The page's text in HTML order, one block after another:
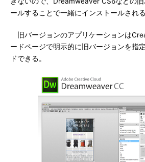
ールすることで一緒にインストールされる
旧バージョンのアプリケーションは
ードページで明示的に旧バージョンを指
ドできる。